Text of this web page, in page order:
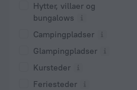
Hytter, villaer og
bungalows
Campingpladser
Glampingpladser
Kursteder
Feriesteder